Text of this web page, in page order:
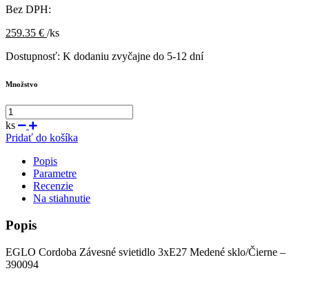
Bez DPH:
259.35 € /ks
Dostupnosť: K dodaniu zvyčajne do 5-12 dní
Množstvo
ks
Pridať do košíka
Popis
Parametre
Recenzie
Na stiahnutie
Popis
EGLO Cordoba Závesné svietidlo 3xE27 Medené sklo/Čierne –
390094